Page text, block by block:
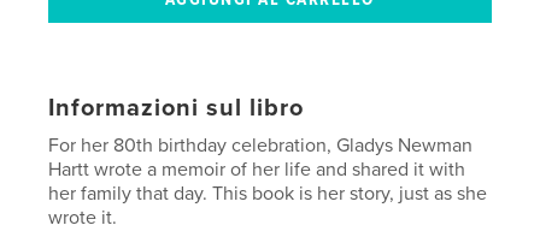
Informazioni sul libro
For her 80th birthday celebration, Gladys Newman
Hartt wrote a memoir of her life and shared it with
her family that day. This book is her story, just as she
wrote it.